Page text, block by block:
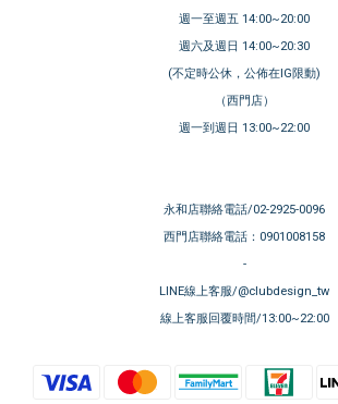
週一至週五 14:00~20:00
週六及週日 14:00~20:30
(不定時公休，公佈在IG限動)
（西門店）
週一到週日 13:00~22:00
永和店聯絡電話/02-2925-0096
西門店聯絡電話：0901008158
-
LINE線上客服/@clubdesign_tw
線上客服回覆時間/13:00~22:00